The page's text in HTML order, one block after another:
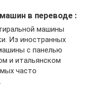
в переводе :
машины
Из иностранных
с панелью
и итальянском
часто